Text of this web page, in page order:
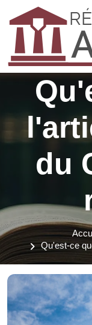
du
Qu'est-ce